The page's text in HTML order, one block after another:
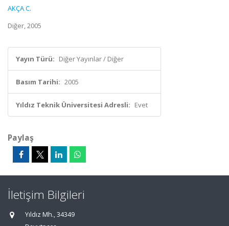
AKÇA C.
Diğer, 2005
Yayın Türü: Diğer Yayınlar / Diğer
Basım Tarihi: 2005
Yıldız Teknik Üniversitesi Adresli: Evet
Paylaş
İletişim Bilgileri
Yıldız Mh., 34349